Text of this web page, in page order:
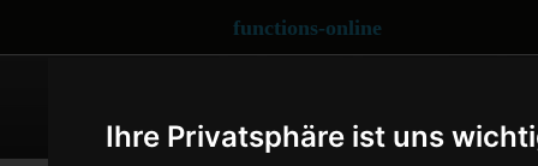
Ihre Privatsphäre ist uns
functions-online